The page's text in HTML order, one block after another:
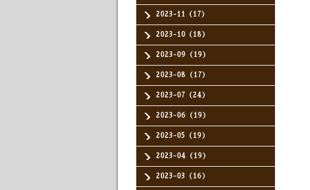
2023-11（17）
2023-10（18）
2023-09（19）
2023-08（17）
2023-07（24）
2023-06（19）
2023-05（19）
2023-04（19）
2023-03（16）